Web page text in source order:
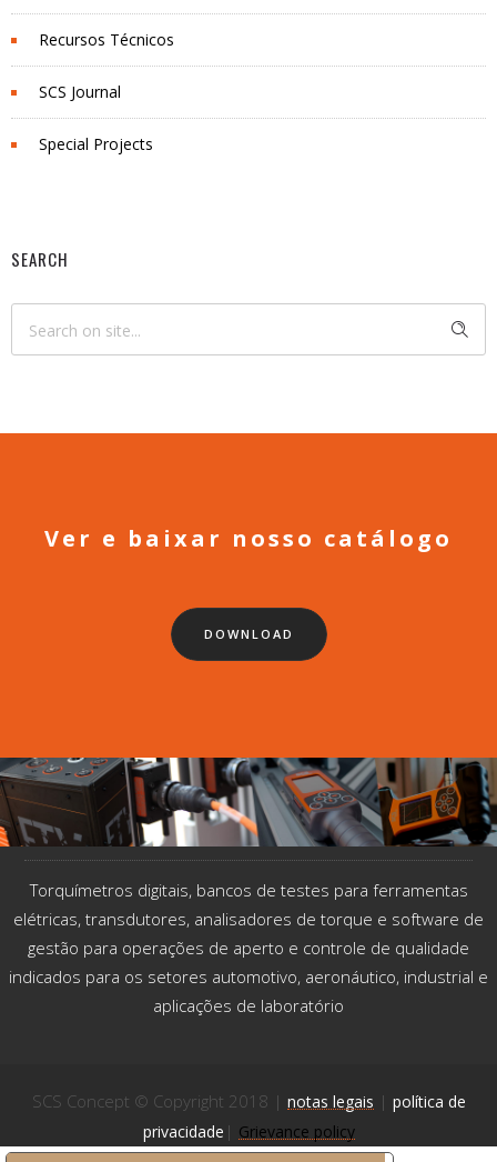
Recursos Técnicos
SCS Journal
Special Projects
SEARCH
Ver e baixar nosso catálogo
DOWNLOAD
Torquímetros digitais, bancos de testes para ferramentas
elétricas, transdutores, analisadores de torque e software de
gestão para operações de aperto e controle de qualidade
indicados​ para os setores automotivo, aeronáutico, industrial e
aplicações de laboratório
SCS Concept © Copyright 2018 | notas legais | política de
privacidade | Grievance policy